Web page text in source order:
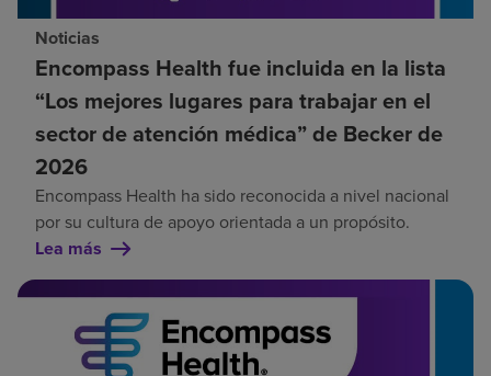
Noticias
Encompass Health fue incluida en la lista
“Los mejores lugares para trabajar en el
sector de atención médica” de Becker de
2026
Encompass Health ha sido reconocida a nivel nacional
por su cultura de apoyo orientada a un propósito.
Lea más